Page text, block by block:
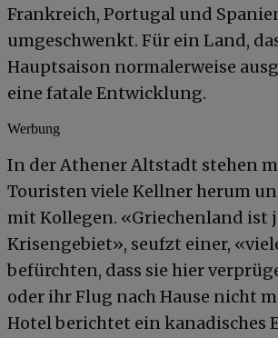
Frankreich, Portugal und
umgeschwenkt. Für ein Land,
Hauptsaison normalerweise
eine fatale Entwicklung.
Werbung
In der Athener Altstadt stehen
Touristen viele Kellner herum
mit Kollegen. «Griechenland ist
Krisengebiet», seufzt einer,
befürchten, dass sie hier
oder ihr Flug nach Hause nicht
Hotel berichtet ein kanadisches